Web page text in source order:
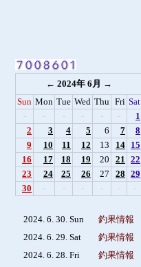
← 2024年 6月 →
Sun Mon Tue Wed Thu Fri Sat
-
- - - - -
1
2
3 4 5 6 7
8
9
10 11 12 13 14 15
16
17 18 19 20 21 22
23
24 25 26 27 28 29
30
- - - - - -
2024. 6. 30. Sun
釣果情報
2024. 6. 29. Sat
釣果情報
2024. 6. 28. Fri
釣果情報